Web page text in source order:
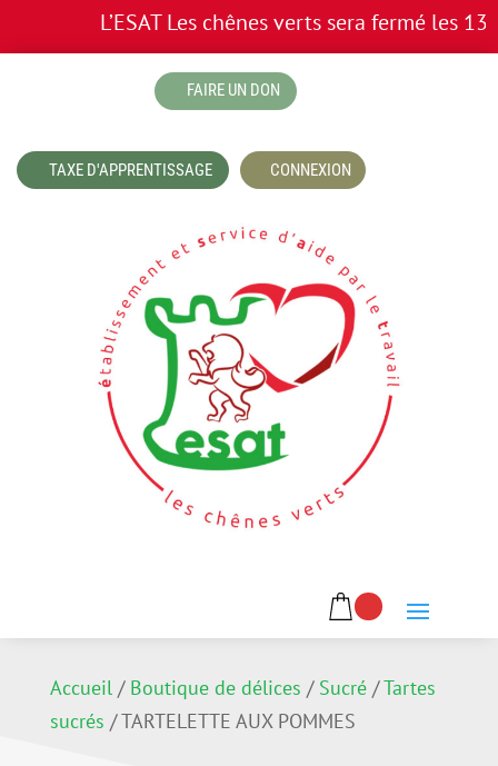
L’ESAT Les chênes verts sera fermé les
FAIRE UN DON
TAXE D'APPRENTISSAGE CONNEXION
Accueil/ Boutique de délices / Sucré/Tartes
sucrés /TARTELETTE AUX POMMES